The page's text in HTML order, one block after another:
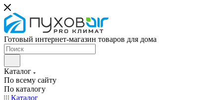
Готовый интернет-магазин товаров для дома
Каталог
По всему сайту
По каталогу
Каталог